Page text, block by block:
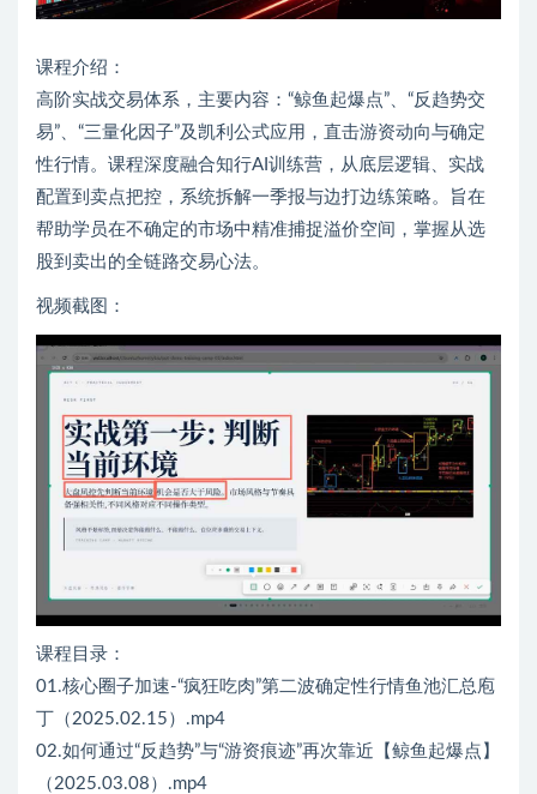
课程介绍：
高阶实战交易体系，主要内容：“鲸鱼起爆点”、“反趋势交
易”、“三量化因子”及凯利公式应用，直击游资动向与确定
性行情。课程深度融合知行AI训练营，从底层逻辑、实战
配置到卖点把控，系统拆解一季报与边打边练策略。旨在
帮助学员在不确定的市场中精准捕捉溢价空间，掌握从选
股到卖出的全链路交易心法。
视频截图：
课程目录：
01.核心圈子加速-“疯狂吃肉”第二波确定性行情鱼池汇总庖
丁（2025.02.15）.mp4
02.如何通过“反趋势”与“游资痕迹”再次靠近【鲸鱼起爆点】
（2025.03.08）.mp4